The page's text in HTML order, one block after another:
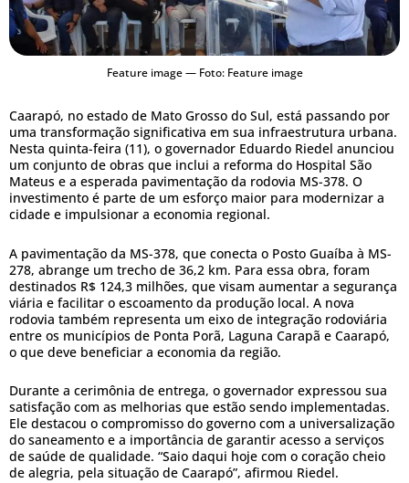
Feature image — Foto: Feature image
Caarapó, no estado de Mato Grosso do Sul, está passando por
uma transformação significativa em sua infraestrutura urbana.
Nesta quinta-feira (11), o governador Eduardo Riedel anunciou
um conjunto de obras que inclui a reforma do Hospital São
Mateus e a esperada pavimentação da rodovia MS-378. O
investimento é parte de um esforço maior para modernizar a
cidade e impulsionar a economia regional.
A pavimentação da MS-378, que conecta o Posto Guaíba à MS-
278, abrange um trecho de 36,2 km. Para essa obra, foram
destinados R$ 124,3 milhões, que visam aumentar a segurança
viária e facilitar o escoamento da produção local. A nova
rodovia também representa um eixo de integração rodoviária
entre os municípios de Ponta Porã, Laguna Carapã e Caarapó,
o que deve beneficiar a economia da região.
Durante a cerimônia de entrega, o governador expressou sua
satisfação com as melhorias que estão sendo implementadas.
Ele destacou o compromisso do governo com a universalização
do saneamento e a importância de garantir acesso a serviços
de saúde de qualidade. “Saio daqui hoje com o coração cheio
de alegria, pela situação de Caarapó”, afirmou Riedel.